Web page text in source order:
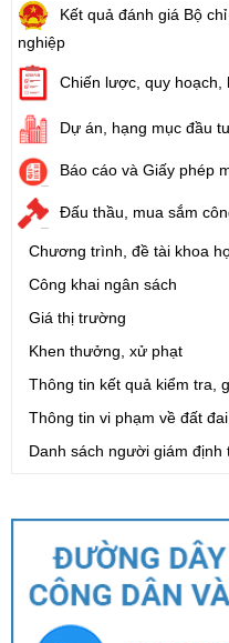
Kết quả đánh giá Bộ
nghiệp
Chiến lược, quy hoạch,
Dự án, hạng mục đầu
Báo cáo và Giấy phép
Đấu thầu, mua sắm
Chương trình, đề tài khoa
Công khai ngân sách
Giá thị trường
Khen thưởng, xử phạt
Thông tin kết quả kiểm tra,
Thông tin vi phạm về đất đai
Danh sách người giám định